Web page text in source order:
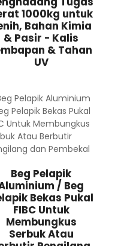
1000kg untuk
Bahan Kimia
& Pasir - Kalis
& Tahan
UV
Beg Pelapik
/ Beg
Bekas Pukal
FIBC Untuk
Membungkus
Serbuk Atau